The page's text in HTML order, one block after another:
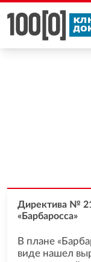
Директива №
«Барбаросса»
В плане
виде нашел